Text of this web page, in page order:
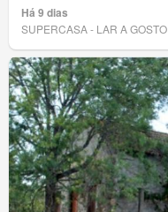
Há 9 dias
SUPERCASA - LAR A GOSTO